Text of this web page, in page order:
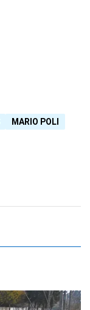
MARIO POLI